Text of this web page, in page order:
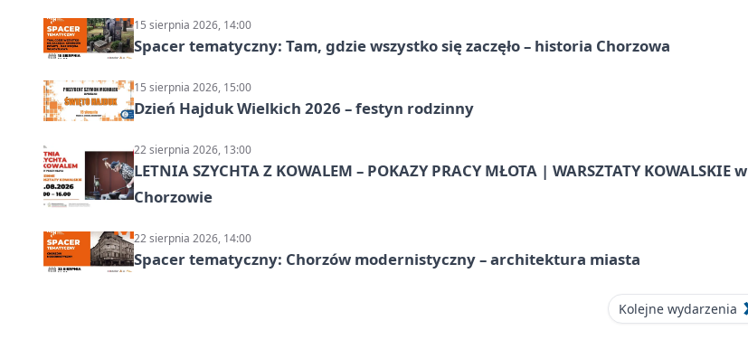
15 sierpnia 2026, 14:00
Spacer tematyczny: Tam, gdzie wszystko się zaczęło – historia Chorzowa
15 sierpnia 2026, 15:00
Dzień Hajduk Wielkich 2026 – festyn rodzinny
22 sierpnia 2026, 13:00
LETNIA SZYCHTA Z KOWALEM – POKAZY PRACY MŁOTA | WARSZTATY KOWALSKIE w
Chorzowie
22 sierpnia 2026, 14:00
Spacer tematyczny: Chorzów modernistyczny – architektura miasta
Kolejne wydarzenia